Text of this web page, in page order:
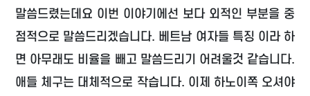
말씀드렸는데요 이번 이야기에선 보다 외적인 부분을 중
점적으로 말씀드리겠습니다. 베트남 여자들 특징 이라 하
면 아무래도 비율을 빼고 말씀드리기 어려울것 같습니다.
애들 체구는 대체적으로 작습니다. 이제 하노이쪽 오셔야